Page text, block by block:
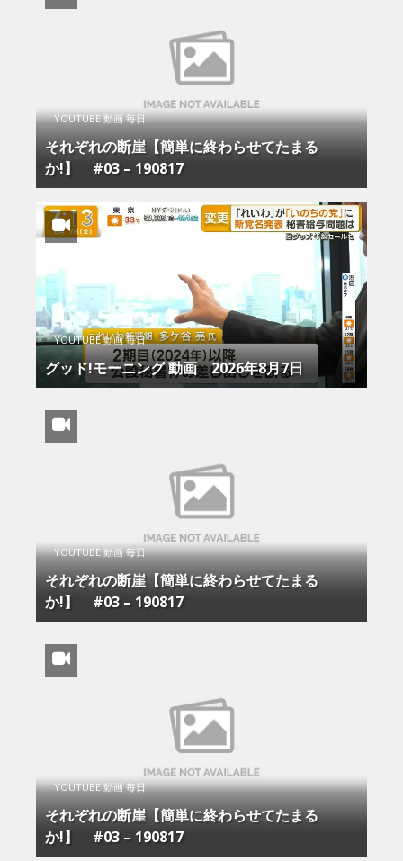
YOUTUBE 動画 毎日
それぞれの断崖【簡単に終わらせてたまる
か!】 #03 – 190817
YOUTUBE 動画 毎日
グッド!モーニング 動画 2026年8月7日
YOUTUBE 動画 毎日
それぞれの断崖【簡単に終わらせてたまる
か!】 #03 – 190817
YOUTUBE 動画 毎日
それぞれの断崖【簡単に終わらせてたまる
か!】 #03 – 190817